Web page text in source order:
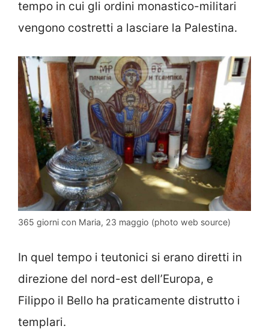
tempo in cui gli ordini monastico-militari
vengono costretti a lasciare la Palestina.
365 giorni con Maria, 23 maggio (photo web source)
In quel tempo i teutonici si erano diretti in
direzione del nord-est dell’Europa, e
Filippo il Bello ha praticamente distrutto i
templari.